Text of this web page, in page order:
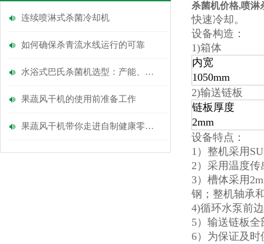
连续喷淋式杀菌冷却机
如何确保杀青流水线运行的可靠
水浴式巴氏杀菌机选型：产能、杀菌时间与管路布局计算
果蔬风干机的使用前准备工作
果蔬风干机带你走进自制健康零食的乐园
杀菌机价格,喷淋
快速冷却。
设备构造：
1)箱体
内宽
1050mm
2)输送链板
链板厚度
2mm
设备特点：
1）整机采用
2）采用温度
3）槽体采用
钢；整机轴承
4)循环水泵前
5）输送链板全
6）为保证及